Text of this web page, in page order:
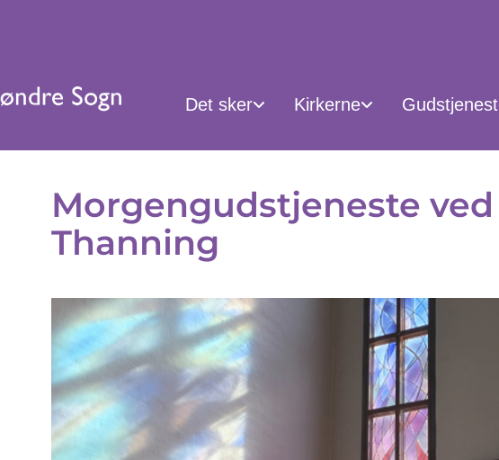
Det sker Kirkerne
Morgengudstjeneste
Thanning